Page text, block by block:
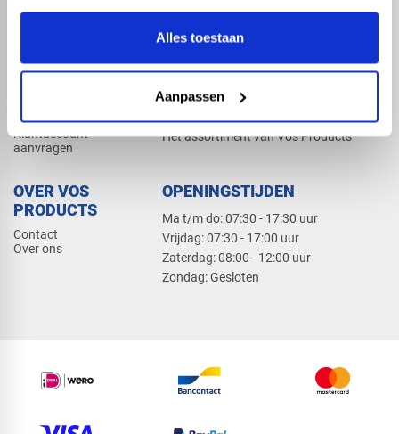
Alles toestaan
Aanpassen
Beregening
Dak en gevel
Klantaccount
aanvragen
PRODUCTCATALOGUS 2026
Het assortiment van Vos Products
OVER VOS
PRODUCTS
Contact
Over ons
OPENINGSTIJDEN
Ma t/m do: 07:30 - 17:30 uur
​Vrijdag: 07:30 - 17:00 uur
​Zaterdag: 08:00 - 12:00 uur
​Zondag: Gesloten